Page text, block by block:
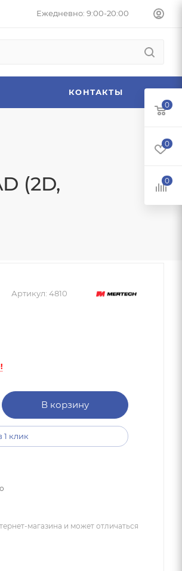
Ежедневно: 9:00-20:00
КОНТАКТЫ
(2D,
Артикул: 4810
В корзину
1 клик
магазина и может отличаться
0
0
0